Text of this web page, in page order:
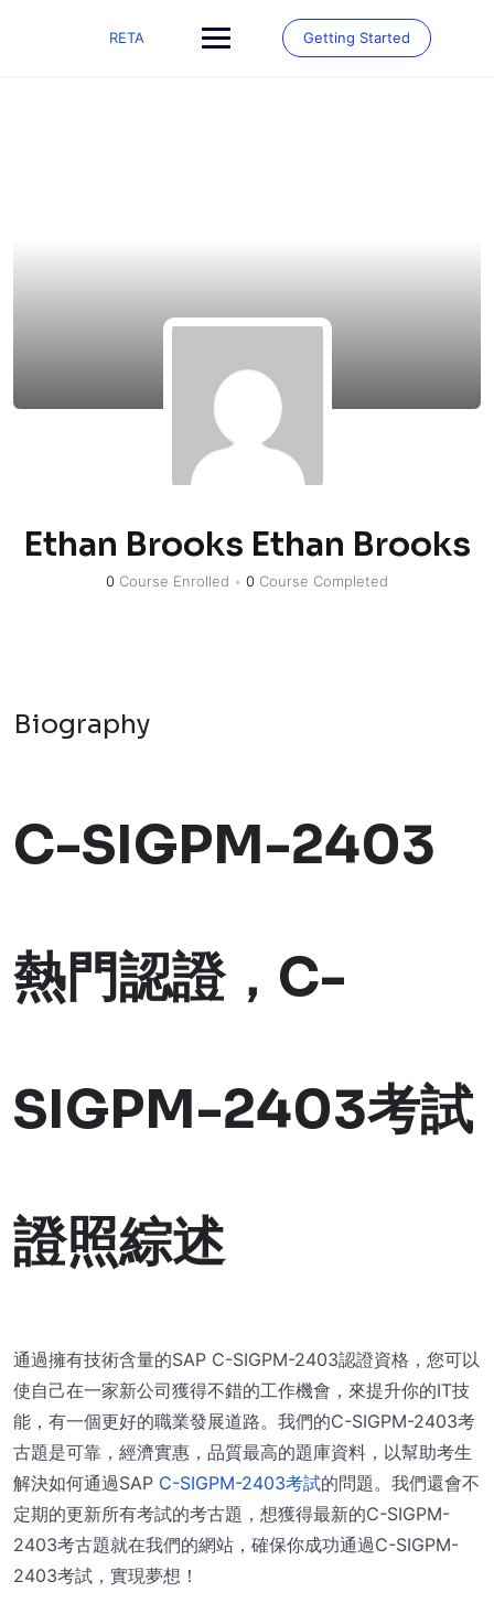
RETA Getting Started
Ethan Brooks Ethan Brooks
0 Course Enrolled • 0 Course Completed
Biography
C-SIGPM-2403
熱門認證，C-
SIGPM-2403考試
證照綜述
通過擁有技術含量的SAP C-SIGPM-2403認證資格，您可以
使自己在一家新公司獲得不錯的工作機會，來提升你的IT技
能，有一個更好的職業發展道路。我們的C-SIGPM-2403考
古題是可靠，經濟實惠，品質最高的題庫資料，以幫助考生
解決如何通過SAP C-SIGPM-2403考試的問題。我們還會不
定期的更新所有考試的考古題，想獲得最新的C-SIGPM-
2403考古題就在我們的網站，確保你成功通過C-SIGPM-
2403考試，實現夢想！